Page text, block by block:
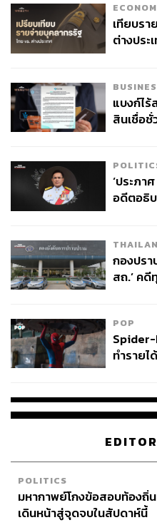
เทียบรา
ต่างปร
แบงก์ไร้
สินเชื่อ
‘ประภา
อดีตอธิ
กองปรา
สถ.’ ค
POP
Spider-
ทำรายไ
POLITICS
มหากาพย์โกงข้อสอบท้องถิ่
เดินหน้าสู่จุดจบในสัปดาห์นี้